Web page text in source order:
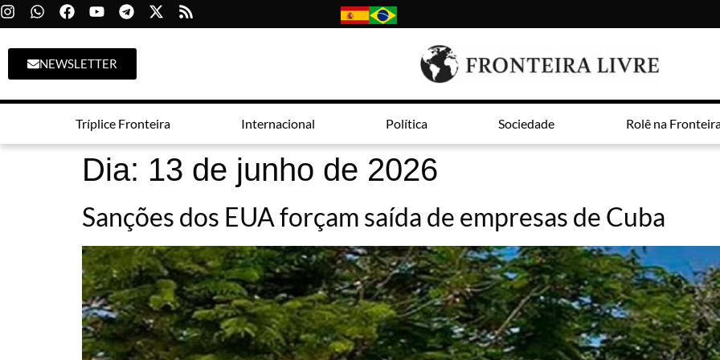
NEWSLETTER
Tríplice Fronteira Internacional Política Sociedade Rolê na
Dia: 13 de junho de 2026
Sanções dos EUA forçam saída de empresas de Cuba